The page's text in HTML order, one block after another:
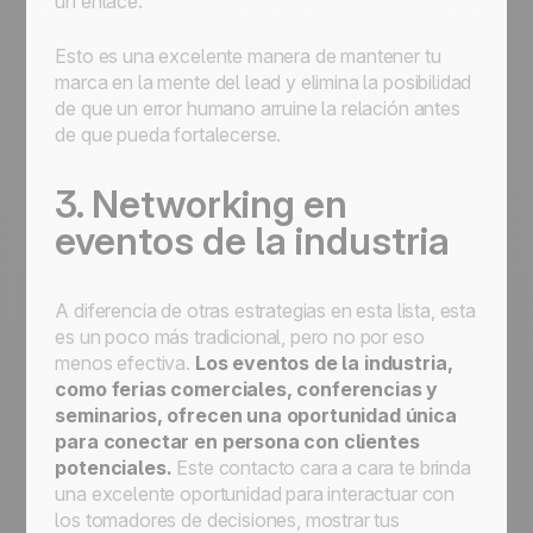
Esto es una excelente manera de mantener tu
marca en la mente del lead y elimina la posibilidad
de que un error humano arruine la relación antes
de que pueda fortalecerse.
3. Networking en
eventos de la industria
A diferencia de otras estrategias en esta lista, esta
es un poco más tradicional, pero no por eso
menos efectiva. Los eventos de la industria,
como ferias comerciales, conferencias y
seminarios, ofrecen una oportunidad única
para conectar en persona con clientes
potenciales. Este contacto cara a cara te brinda
una excelente oportunidad para interactuar con
los tomadores de decisiones, mostrar tus